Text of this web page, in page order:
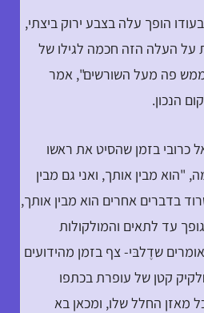
הופך עלה בצבע ירוק ביצתי,
העלה הזה חכמה לגילו של
פה מעל השורשים", אמר
הנכון.
בזמן שהסיט את ראשו
"הוא מבין אותך, ואני גם מבין
בדברים אחרים הוא מבין אותך,
עד לתאים והמולקולות
שדֶלבּי- צף בזמן מהידועים
קטן של עופרת בכתפו
מאזן החלל שלו, ומכאן בא